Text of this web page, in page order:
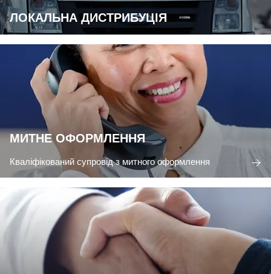
ЛОКАЛЬНА ДИСТРИБУЦІЯ
МИТНЕ ОФОРМЛЕННЯ
Кваліфікований супровід з митного оформлення